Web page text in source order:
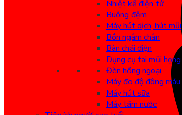
Nhiệt kế điện tử
Buồng đệm
Máy hút dịch, hút mũi
Bồn ngâm chân
Bàn chải điện
Dụng cụ tai mũi họng
Đèn hồng ngoại
Máy đo độ đông máu
Máy hút sữa
Máy tăm nước